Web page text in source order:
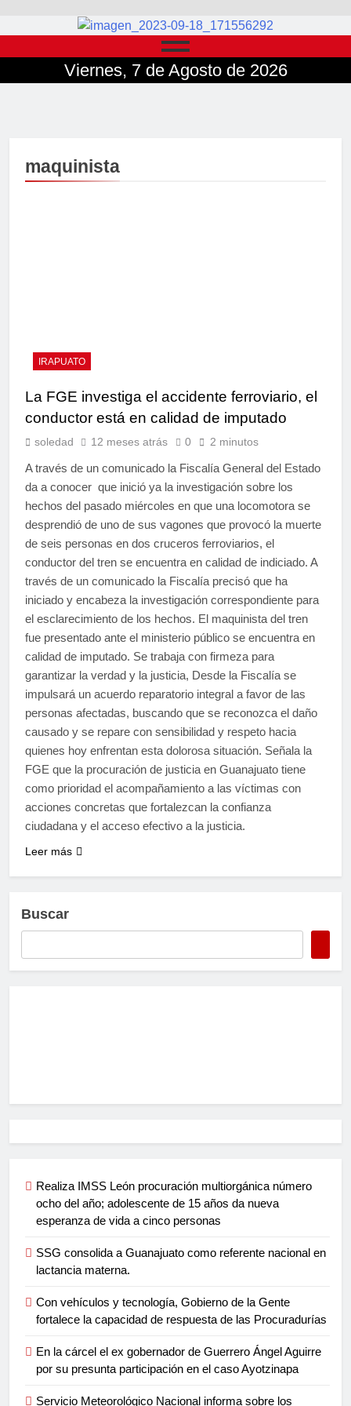
Viernes, 7 de Agosto de 2026
maquinista
IRAPUATO
La FGE investiga el accidente ferroviario, el
conductor está en calidad de imputado
soledad 12 meses atrás 0 2 minutos
A través de un comunicado la Fiscalía General del Estado
da a conocer que inició ya la investigación sobre los
hechos del pasado miércoles en que una locomotora se
desprendió de uno de sus vagones que provocó la muerte
de seis personas en dos cruceros ferroviarios, el
conductor del tren se encuentra en calidad de indiciado. A
través de un comunicado la Fiscalía precisó que ha
iniciado y encabeza la investigación correspondiente para
el esclarecimiento de los hechos. El maquinista del tren
fue presentado ante el ministerio público se encuentra en
calidad de imputado. Se trabaja con firmeza para
garantizar la verdad y la justicia, Desde la Fiscalía se
impulsará un acuerdo reparatorio integral a favor de las
personas afectadas, buscando que se reconozca el daño
causado y se repare con sensibilidad y respeto hacia
quienes hoy enfrentan esta dolorosa situación. Señala la
FGE que la procuración de justicia en Guanajuato tiene
como prioridad el acompañamiento a las víctimas con
acciones concretas que fortalezcan la confianza
ciudadana y el acceso efectivo a la justicia.
Leer más
Buscar
Realiza IMSS León procuración multiorgánica número
ocho del año; adolescente de 15 años da nueva
esperanza de vida a cinco personas
SSG consolida a Guanajuato como referente nacional en
lactancia materna.
Con vehículos y tecnología, Gobierno de la Gente
fortalece la capacidad de respuesta de las Procuradurías
En la cárcel el ex gobernador de Guerrero Ángel Aguirre
por su presunta participación en el caso Ayotzinapa
Servicio Meteorológico Nacional informa sobre los